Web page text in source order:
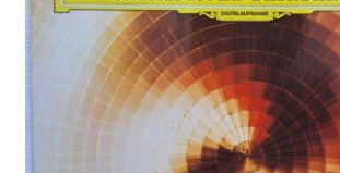
Listă produse
Oferta lunii
Contul meu